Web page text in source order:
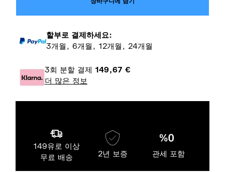
할부로 결제하세요:
3개월, 6개월, 12개월, 24개월
3회 분할 결제 149,67 €
더 많은 정보
149유로 이상
무료 배송
2년 보증 관세 포함